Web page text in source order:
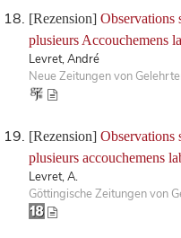
[Rezension] Observations
plusieurs Accouchemens
Levret, André
Neue Zeitungen von
[Rezension] Observations
plusieurs accouchemens
Levret, A.
Göttingische Zeitungen von